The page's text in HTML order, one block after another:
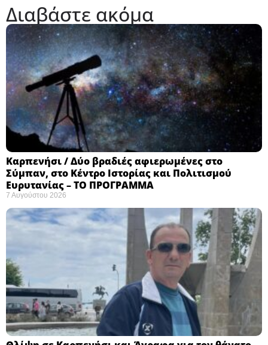
Διαβάστε ακόμα
Καρπενήσι / Δύο βραδιές αφιερωμένες στο
Σύμπαν, στο Κέντρο Ιστορίας και Πολιτισμού
Ευρυτανίας – ΤΟ ΠΡΟΓΡΑΜΜΑ
7 Αυγούστου 2026